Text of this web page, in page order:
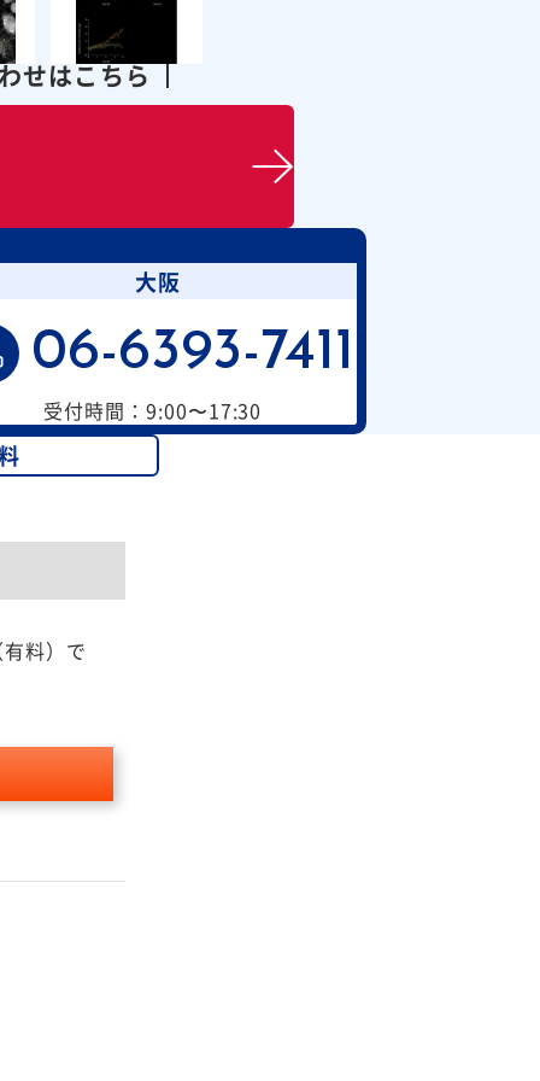
せはこちら
大阪
06-6393-7411
受付時間：9:00〜17:30
料）で